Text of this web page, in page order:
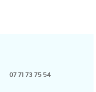
07 71 73 75 54